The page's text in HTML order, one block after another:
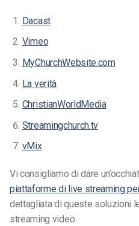
Dacast
Vimeo
MyChurchWebsite.com
La verità
ChristianWorldMedia
Streamingchurch.tv
vMix
Vi consigliamo di dare
piattaforme di live streaming
dettagliata di queste soluzioni
streaming video.